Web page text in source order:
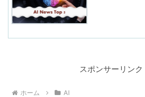
スポンサーリンク
ホーム AI